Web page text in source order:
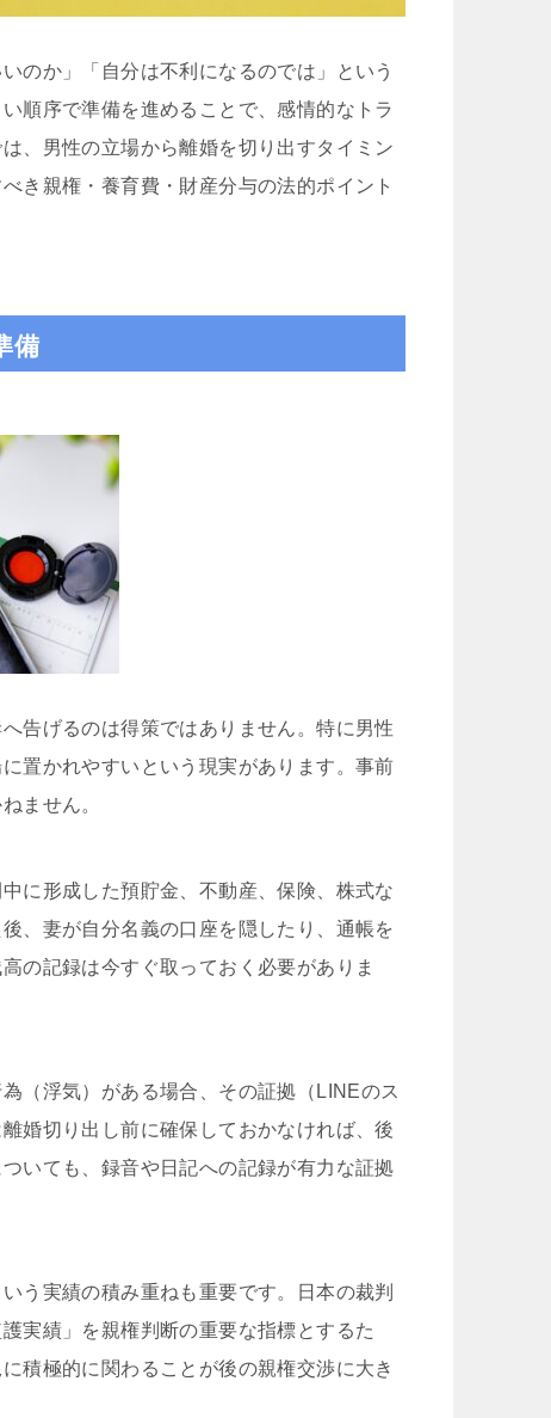
のか」「自分は不利になるのでは」という
順序で準備を進めることで、感情的なトラ
、男性の立場から離婚を切り出すタイミン
き親権・養育費・財産分与の法的ポイント
備
告げるのは得策ではありません。特に男性
置かれやすいという現実があります。事前
ません。
に形成した預貯金、不動産、保険、株式な
、妻が自分名義の口座を隠したり、通帳を
の記録は今すぐ取っておく必要がありま
（浮気）がある場合、その証拠（LINEのス
婚切り出し前に確保しておかなければ、後
いても、録音や日記への記録が有力な証拠
う実績の積み重ねも重要です。日本の裁判
実績」を親権判断の重要な指標とするた
積極的に関わることが後の親権交渉に大き
Iトシ
追突事故を起こされたのですが…保
険で弁護士特約に入っているのに
もかかわらず自分で対応していま
フ法律事務所を紹介して頂いて、
何で最初からお願いしなかったの
かと後悔する程普通に相談にのっ
て頂けました。
個人対応では出ないであろう金額
を出して貰え、病院にも心配せず
通院出来る様になり今はまだ療養
中ですが大分良くなってきていま
す。
交通事故で弁護士特約に入ってい
士の先生にお願いした方が良いで
すよ。
何もないのが1番ですが…何かあっ
と思います。